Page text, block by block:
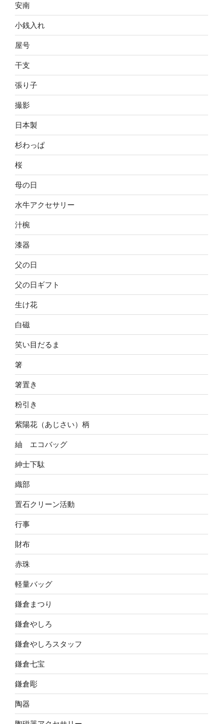
安南
小銭入れ
屋号
干支
張り子
撮影
日本製
杉わっぱ
桜
母の日
水牛アクセサリー
汁椀
漆器
父の日
父の日ギフト
生け花
白磁
笑い目だるま
箸
箸置き
粉引き
紫陽花（あじさい）柄
紬 エコバッグ
紳士下駄
織部
置石クリーン活動
行事
財布
赤珠
軽量バッグ
鎌倉まつり
鎌倉やしろ
鎌倉やしろスタッフ
鎌倉七宝
鎌倉彫
陶器